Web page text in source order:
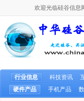
欢迎光临硅谷信息
行业信息 科技资讯
硬件产品
手机产品